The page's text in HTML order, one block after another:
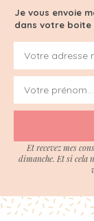
Je vous envoie
dans votre boite
Et recevez mes
dimanche. Et si cela